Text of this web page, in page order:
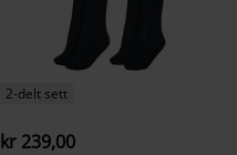
2-delt sett
kr 239,00